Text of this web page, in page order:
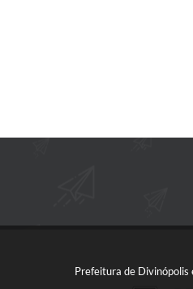
Prefeitura de Divinópolis